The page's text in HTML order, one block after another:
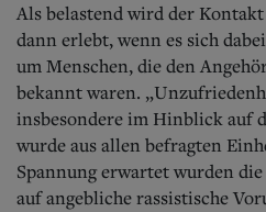
Als belastend wird der
dann erlebt, wenn es sich
um Menschen, die den
bekannt waren.
insbesondere im Hinblick auf
wurde aus allen befragten
Spannung erwartet wurden
auf angebliche rassistische